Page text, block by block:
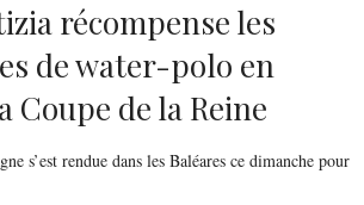
récompense les
de water-polo en
Coupe de la Reine
s’est rendue dans les Baléares ce dimanche pour